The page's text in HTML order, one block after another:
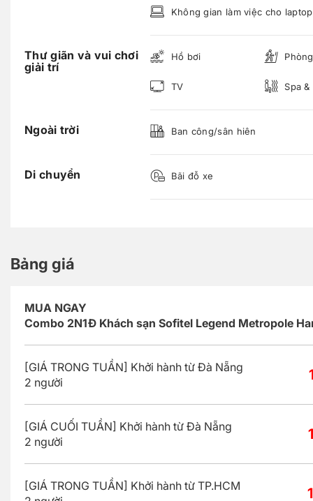
Không gian làm việc cho laptop
Thư giãn và vui chơi
giải trí
Hồ bơi
TV Spa &
Ngoài trời Ban công/sân hiên
Di chuyển Bãi đỗ xe
Bảng giá
MUA NGAY
Combo 2N1Đ Khách sạn Sofitel Legend Metropole
[GIÁ TRONG TUẦN] Khởi hành từ Đà Nẵng
2 người
[GIÁ CUỐI TUẦN] Khởi hành từ Đà Nẵng
2 người
[GIÁ TRONG TUẦN] Khởi hành từ TP.HCM